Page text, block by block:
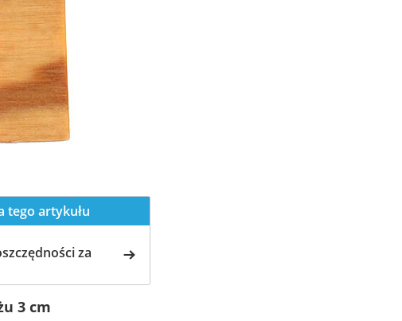
tego artykułu
za
3 cm